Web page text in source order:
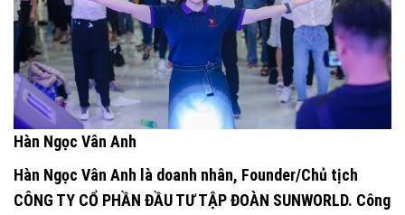
Hàn Ngọc Vân Anh
Hàn Ngọc Vân Anh là doanh nhân, Founder/Chủ tịch
CÔNG TY CỔ PHẦN ĐẦU TƯ TẬP ĐOÀN SUNWORLD. Công